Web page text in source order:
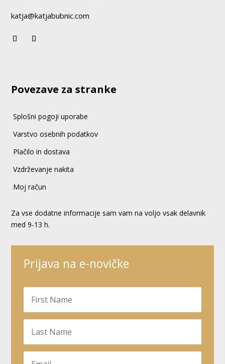
katja@katjabubnic.com
Povezave za stranke
Splošni pogoji uporabe
Varstvo osebnih podatkov
Plačilo in dostava
Vzdrževanje nakita
Moj račun
Za vse dodatne informacije sam vam na voljo vsak delavnik
med 9-13 h.
Prijava na e-novičke